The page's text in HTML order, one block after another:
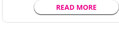
READ MORE